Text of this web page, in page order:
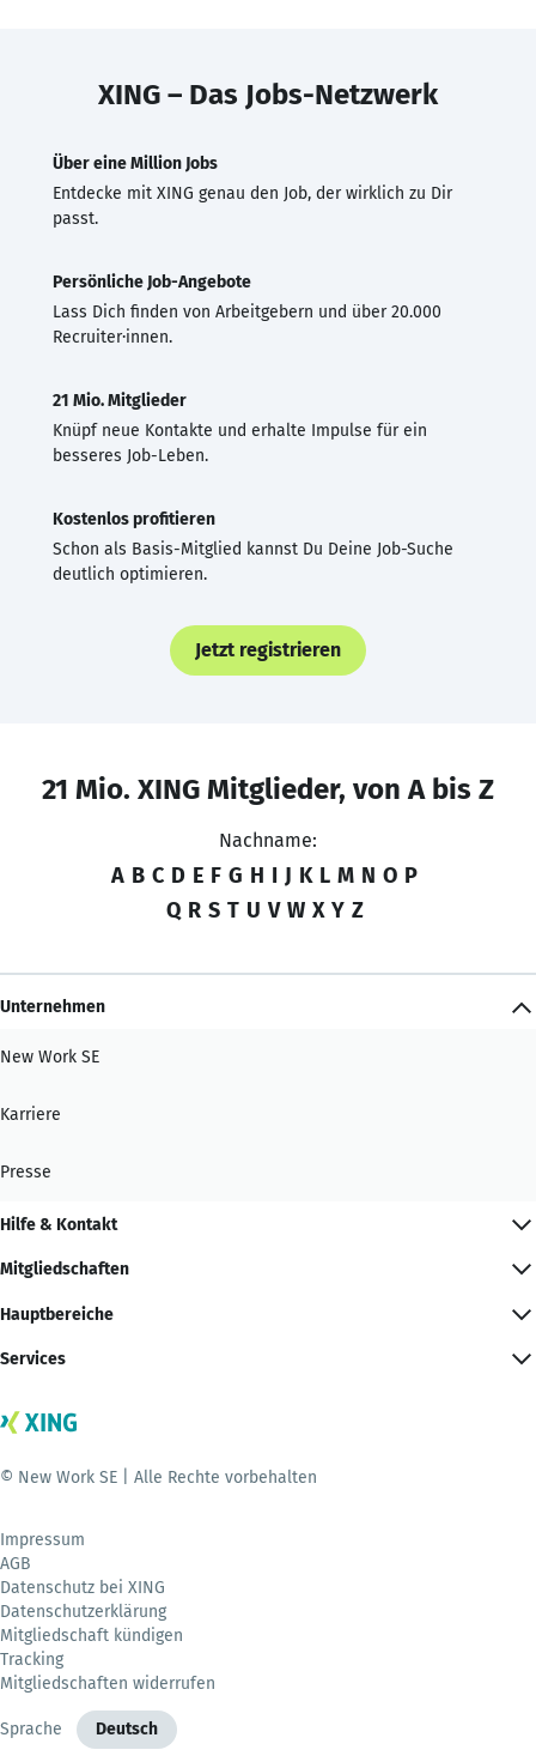
XING – Das Jobs-Netzwerk
Über eine Million Jobs
Entdecke mit XING genau den Job, der wirklich zu Dir
passt.
Persönliche Job-Angebote
Lass Dich finden von Arbeitgebern und über 20.000
Recruiter·innen.
21 Mio. Mitglieder
Knüpf neue Kontakte und erhalte Impulse für ein
besseres Job-Leben.
Kostenlos profitieren
Schon als Basis-Mitglied kannst Du Deine Job-Suche
deutlich optimieren.
Jetzt registrieren
21 Mio. XING Mitglieder, von A bis Z
Nachname:
A B C D E F G H I J K L M N O P
Q R S T U V W X Y Z
Unternehmen
New Work SE
Karriere
Presse
Hilfe & Kontakt
Mitgliedschaften
Hauptbereiche
Services
© New Work SE | Alle Rechte vorbehalten
Impressum
AGB
Datenschutz bei XING
Datenschutzerklärung
Mitgliedschaft kündigen
Tracking
Mitgliedschaften widerrufen
Sprache Deutsch